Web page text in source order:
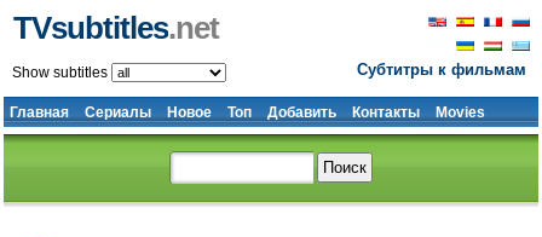
Субтитры к фильмам
TVsubtitles.net
Главная Сериалы Новое Топ Добавить Контакты Movies
Show subtitles